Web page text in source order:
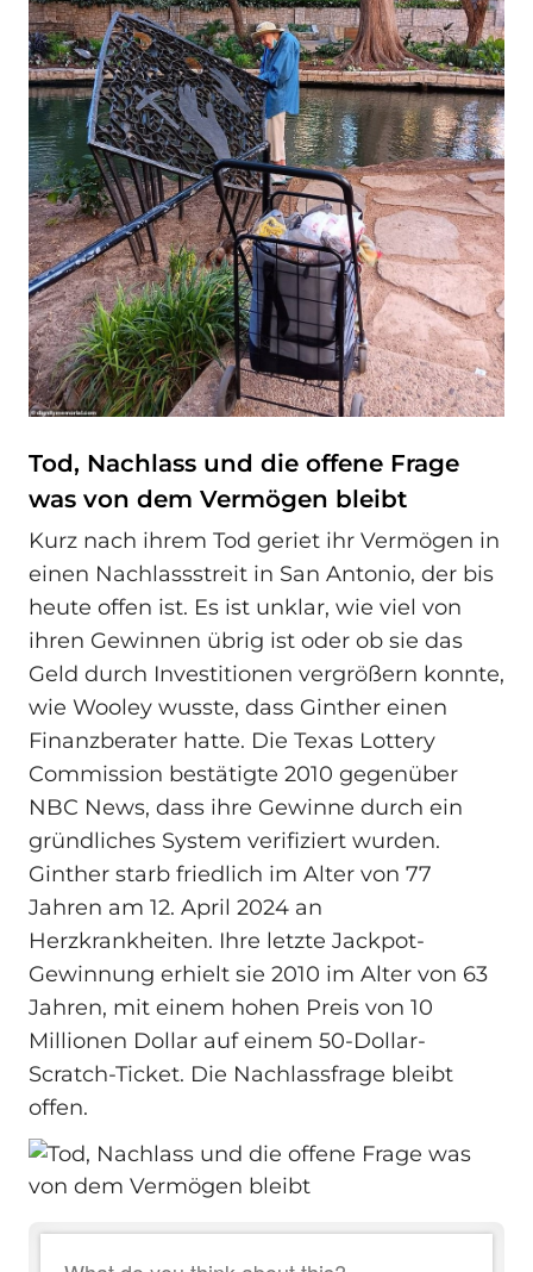
Tod, Nachlass und die offene Frage
was von dem Vermögen bleibt
Kurz nach ihrem Tod geriet ihr Vermögen in
einen Nachlassstreit in San Antonio, der bis
heute offen ist. Es ist unklar, wie viel von
ihren Gewinnen übrig ist oder ob sie das
Geld durch Investitionen vergrößern konnte,
wie Wooley wusste, dass Ginther einen
Finanzberater hatte. Die Texas Lottery
Commission bestätigte 2010 gegenüber
NBC News, dass ihre Gewinne durch ein
gründliches System verifiziert wurden.
Ginther starb friedlich im Alter von 77
Jahren am 12. April 2024 an
Herzkrankheiten. Ihre letzte Jackpot-
Gewinnung erhielt sie 2010 im Alter von 63
Jahren, mit einem hohen Preis von 10
Millionen Dollar auf einem 50-Dollar-
Scratch-Ticket. Die Nachlassfrage bleibt
offen.